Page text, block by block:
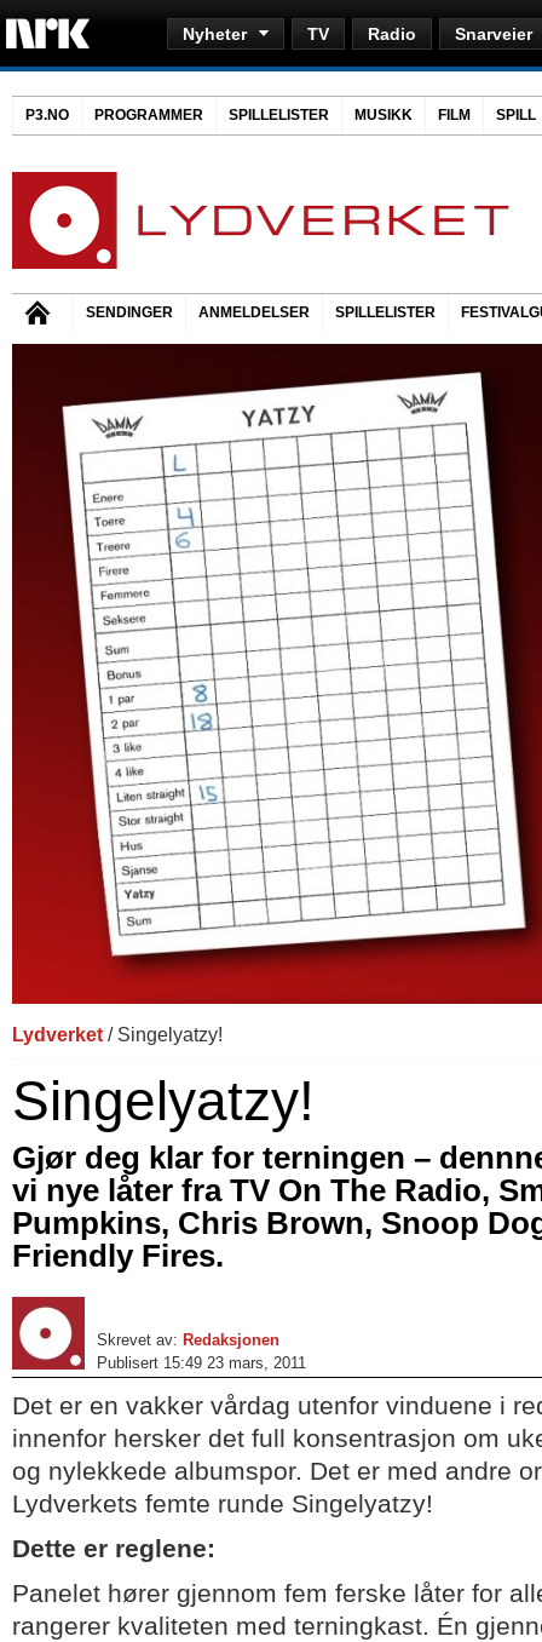
Nyheter TV Radio Snarveier
P3.NO PROGRAMMER SPILLELISTER MUSIKK FILM SPILL
SENDINGER ANMELDELSER SPILLELISTER
Lydverket / Singelyatzy!
Singelyatzy!
Gjør deg klar for terningen –
vi nye låter fra TV On The Radio,
Pumpkins, Chris Brown, Snoop
Friendly Fires.
Skrevet av: Redaksjonen
Publisert 15:49 23 mars, 2011
Det er en vakker vårdag utenfor vinduene i
innenfor hersker det full konsentrasjon om
og nylekkede albumspor. Det er med andre
Lydverkets femte runde Singelyatzy!
Dette er reglene:
Panelet hører gjennom fem ferske låter for
rangerer kvaliteten med terningkast. Én